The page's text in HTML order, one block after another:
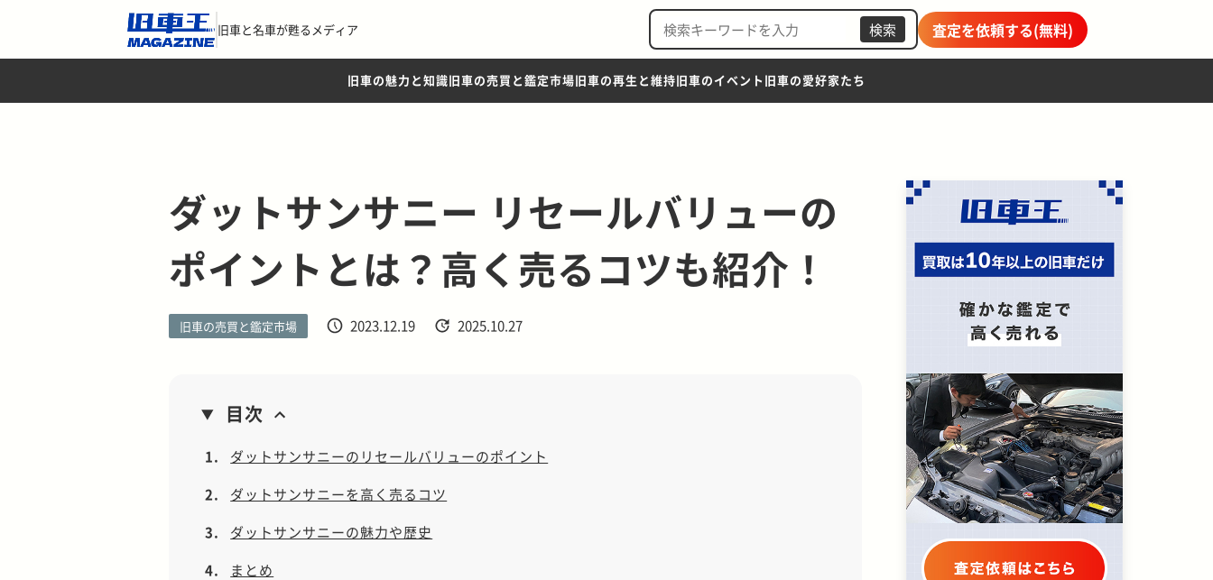
旧車と名車が甦るメディア 検索 査定を依頼する(無料)
旧車の魅力と知識旧車の売買と鑑定市場旧車の再生と維持旧車のイベント 旧車の愛好家たち
ダットサンサニー リセールバリューの
ポイントとは？高く売るコツも紹介！
旧車の売買と鑑定市場 2023.12.19 2025.10.27
目次
1.
ダットサンサニーのリセールバリューのポイント
2.
ダットサンサニーを高く売るコツ
3.
ダットサンサニーの魅力や歴史
4.
まとめ